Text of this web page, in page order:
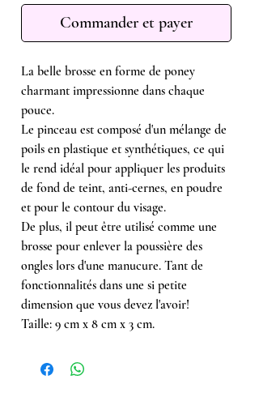
Commander et payer
La belle brosse en forme de poney
charmant impressionne dans chaque
pouce.
Le pinceau est composé d'un mélange de
poils en plastique et synthétiques, ce qui
le rend idéal pour appliquer les produits
de fond de teint, anti-cernes, en poudre
et pour le contour du visage.
De plus, il peut être utilisé comme une
brosse pour enlever la poussière des
ongles lors d'une manucure. Tant de
fonctionnalités dans une si petite
dimension que vous devez l'avoir!
Taille: 9 cm x 8 cm x 3 cm.